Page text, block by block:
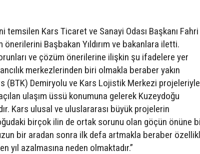
temsilen Kars Ticaret ve Sanayi Odası Başkanı Fahri
önerilerini Başbakan Yıldırım ve bakanlara iletti.
ve çözüm önerilerine ilişkin şu ifadelere yer
merkezlerinden biri olmakla beraber yakın
(BTK) Demiryolu ve Kars Lojistik Merkezi projeleriyle
ulaşım üssü konumuna gelerek Kuzeydoğu
Kars ulusal ve uluslararası büyük projelerin
birçok ilin de ortak sorunu olan göçün önüne
bir aradan sonra ilk defa artmakla beraber
yıl azalmasına neden olmaktadır.”